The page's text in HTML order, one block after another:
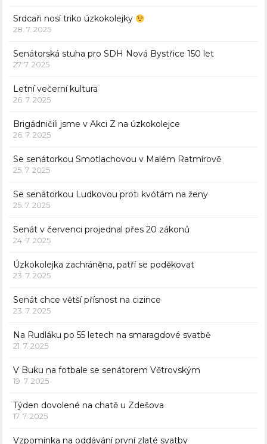
Srdcaři nosí triko úzkokolejky
28. 7. 2025
Senátorská stuha pro SDH Nová Bystřice 150 let
27. 7. 2025
Letní večerní kultura
26. 7. 2025
Brigádničili jsme v Akci Z na úzkokolejce
26. 7. 2025
Se senátorkou Smotlachovou v Malém Ratmírově
25. 7. 2025
Se senátorkou Ludkovou proti kvótám na ženy
25. 7. 2025
Senát v červenci projednal přes 20 zákonů
24. 7. 2025
Úzkokolejka zachráněna, patří se poděkovat
23. 7. 2025
Senát chce větší přísnost na cizince
23. 7. 2025
Na Rudláku po 55 letech na smaragdové svatbě
21. 7. 2025
V Buku na fotbale se senátorem Větrovským
19. 7. 2025
Týden dovolené na chatě u Zdešova
17. 7. 2025
Vzpomínka na oddávání první zlaté svatby